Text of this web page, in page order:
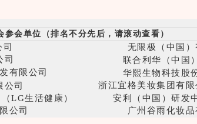
参会单位（排名不分先后，请滚动查看）
无限极（中国）
司 联合利华（中国
有限公司
华熙生物科技股
公司
浙江宜格美妆集团有限
LG生活健康）
安利（中国）研发
公司
广州谷雨化妆品